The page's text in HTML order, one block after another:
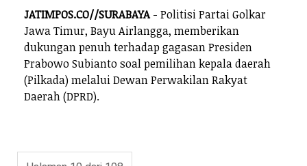
JATIMPOS.CO//SURABAYA- Politisi Partai Golkar
Jawa Timur, Bayu Airlangga, memberikan
dukungan penuh terhadap gagasan Presiden
Prabowo Subianto soal pemilihan kepala daerah
(Pilkada) melalui Dewan Perwakilan Rakyat
Daerah (DPRD).